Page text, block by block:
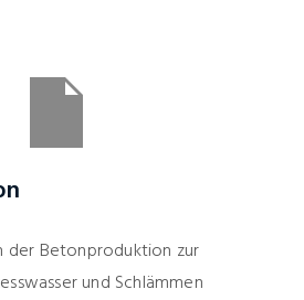
der Betonproduktion zur
und Schlämmen